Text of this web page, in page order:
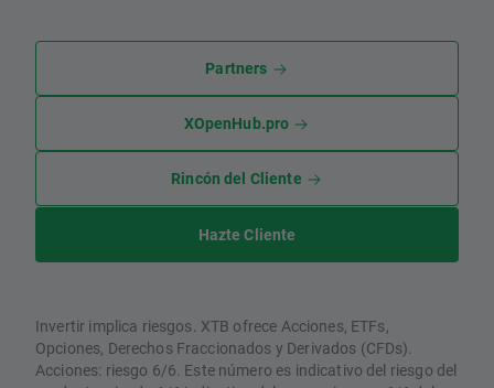
Partners
XOpenHub.pro
Rincón del Cliente
Hazte Cliente
Invertir implica riesgos. XTB ofrece Acciones, ETFs,
Opciones, Derechos Fraccionados y Derivados (CFDs).
Acciones: riesgo 6/6. Este número es indicativo del riesgo del